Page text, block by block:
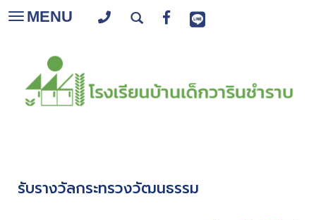
Toggle
MENU
รับรางวัลกระทรวงวัฒนธรรม